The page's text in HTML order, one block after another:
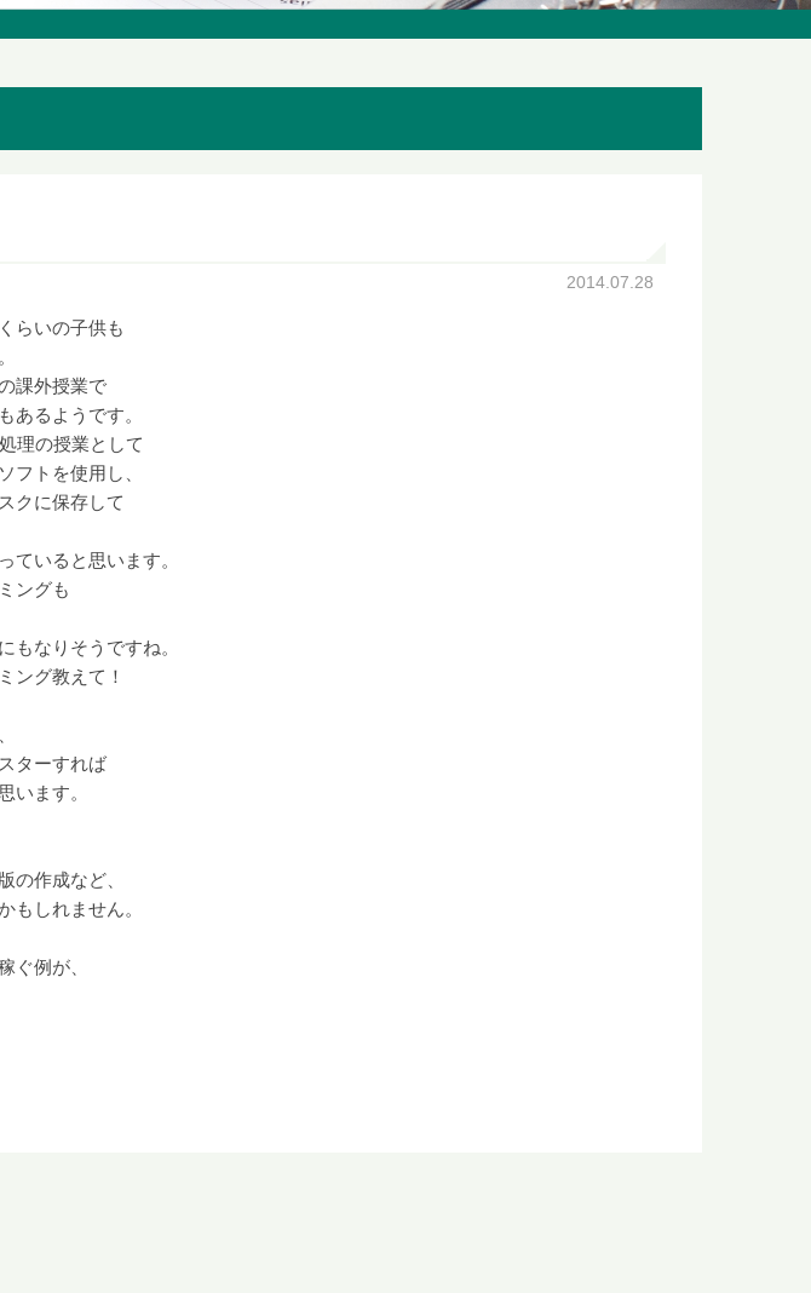
2014.07.28
らいの子供も
課外授業で
あるようです。
理の授業として
フトを使用し、
クに保存して
ていると思います。
ングも
もなりそうですね。
ング教えて！
ターすれば
います。
の作成など、
もしれません。
ぐ例が、